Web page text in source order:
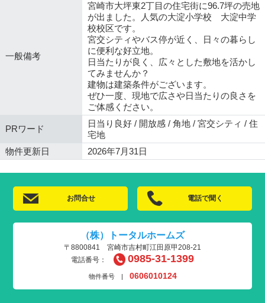
一般備考
宮崎市大坪東2丁目の住宅街に96.7坪の売地
が出ました。人気の大淀小学校 大淀中学
校校区です。
宮交シティやバス停が近く、日々の暮らし
に便利な好立地。
日当たりが良く、広々とした敷地を活かし
てみませんか？
建物は建築条件がございます。
ぜひ一度、現地で広さや日当たりの良さを
ご体感ください。
PRワード
日当り良好 / 開放感 / 角地 / 宮交シティ / 住
宅地
物件更新日
2026年7月31日
お問合せ 電話で聞く
（株）トータルホームズ
〒8800841 宮崎市吉村町江田原甲208-21
電話番号：
0985-31-1399
物件番号 | 0606010124